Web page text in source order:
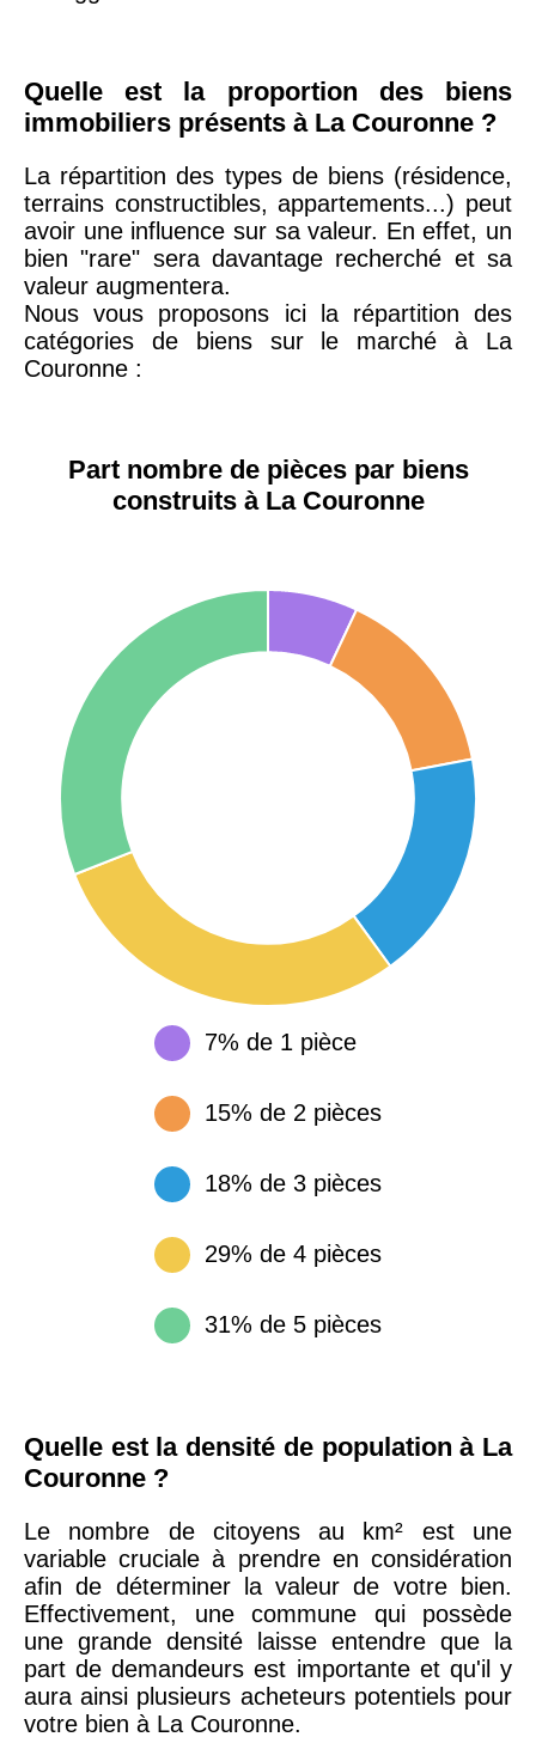
19ème
arrondissement
9 231 € 10 415 €
51100 -Reims 3 036 € 2 667 €
75013 -Paris
13ème
arrondissement
10 073 € 11 085 €
42000 -Saint-
1 404 € 2 013 €
arrondissement
12 687 €
75016 -
16ème
arrondissement
15 155 €
83000 - Toulon 4 284 €
Grenoble 3 382 €
Quelle est la proportion des biens
immobiliers présents à La Couronne ?
La répartition des types de biens (résidence,
terrains constructibles, appartements...) peut
avoir une influence sur sa valeur. En effet, un
bien "rare" sera davantage recherché et sa
valeur augmentera.
Nous vous proposons ici la répartition des
catégories de biens sur le marché à La
Couronne :
Part nombre de pièces par biens
construits à La Couronne
7% de 1 pièce
15% de 2 pièces
18% de 3 pièces
29% de 4 pièces
31% de 5 pièces
Quelle est la densité de population à La
Couronne ?
Le nombre de citoyens au km² est une
variable cruciale à prendre en considération
afin de déterminer la valeur de votre bien.
Effectivement, une commune qui possède
une grande densité laisse entendre que la
part de demandeurs est importante et qu'il y
aura ainsi plusieurs acheteurs potentiels pour
votre bien à La Couronne.